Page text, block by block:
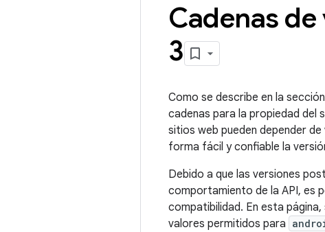
Cadenas
3
Como se describe en la
cadenas para la propiedad del
sitios web pueden depender
forma fácil y confiable la
Debido a que las versiones
comportamiento de la API, es
compatibilidad. En esta
valores permitidos para